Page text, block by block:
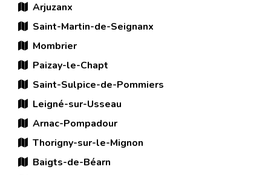
Arjuzanx
Saint-Martin-de-Seignanx
Mombrier
Paizay-le-Chapt
Saint-Sulpice-de-Pommiers
Leigné-sur-Usseau
Arnac-Pompadour
Thorigny-sur-le-Mignon
Baigts-de-Béarn